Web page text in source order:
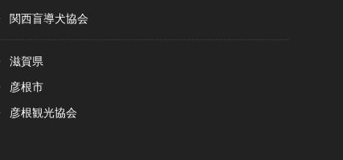
関西盲導犬協会
滋賀県
彦根市
彦根観光協会